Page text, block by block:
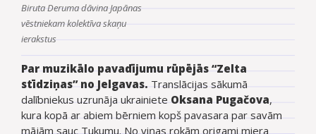
Biruta Deruma dāvina Japānas
vēstniekam kolektīva skaņu
ierakstus
Par muzikālo pavadījumu rūpējās “Zelta
stīdziņas” no Jelgavas. Translācijas sākumā
dalībniekus uzrunāja ukrainiete Oksana Pugačova,
kura kopā ar abiem bērniem kopš pavasara par savām
mājām sauc Tukumu. No viņas rokām origami miera